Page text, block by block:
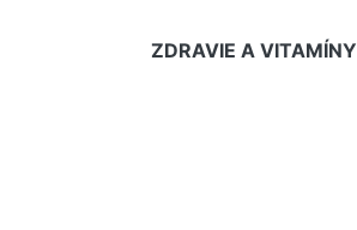
ZDRAVIE A VITAMÍNY